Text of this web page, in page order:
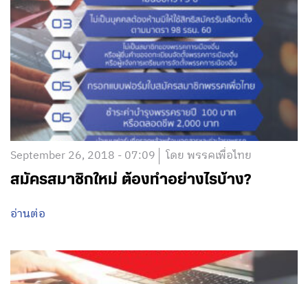
September 26, 2018 - 07:09 โดย พรรคเพื่อไทย
สมัครสมาชิกใหม่ ต้องทำอย่างไรบ้าง?
อ่านต่อ